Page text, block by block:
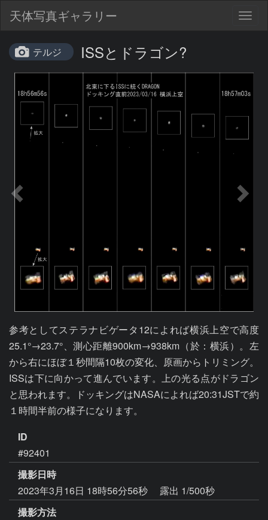
天体写真ギャラリー
テルジ ISSとドラゴン?
参考としてステラナビゲータ12によれば横浜上空で高度
25.1°→23.7°、測心距離900km→938km（於：横浜）。左
から右にほぼ１秒間隔10枚の変化、原画からトリミング。
ISSは下に向かって進んでいます。上の光る点がドラゴン
と思われます。ドッキングはNASAによれば20:31JSTで約
１時間半前の様子になります。
ID
#92401
撮影日時
2023年3月16日 18時56分56秒
露出 1/500秒
撮影方法